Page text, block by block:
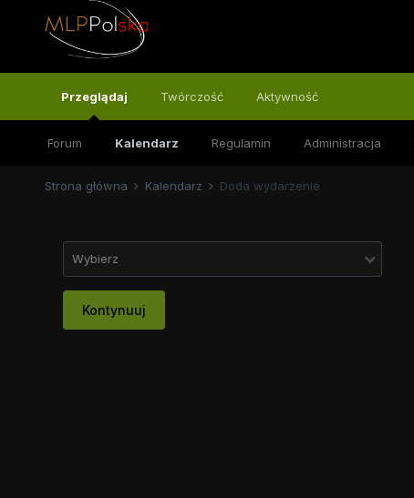
Przeglądaj
Forum Kalendarz Regulamin Administracja
Twórczość Aktywność
Strona główna Kalendarz Doda wydarzenie
Wybierz
Kontynuuj